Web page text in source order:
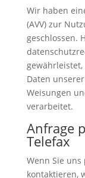
Wir haben
(AVV) zur
geschlossen.
Daten
Weisungen
verarbeitet.
Anfrage
Telefax
Wenn Sie uns
kontaktieren,